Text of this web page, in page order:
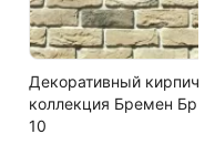
Декоративный кирпич,
коллекция Бремен
10